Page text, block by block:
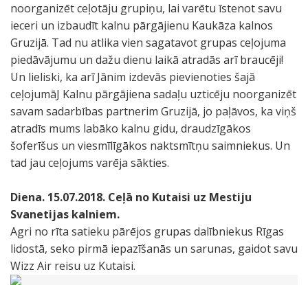
noorganizēt ceļotāju grupiņu, lai varētu īstenot savu
ieceri un izbaudīt kalnu pārgājienu Kaukāza kalnos
Gruzijā. Tad nu atlika vien sagatavot grupas ceļojuma
piedāvājumu un dažu dienu laikā atradās arī braucēji!
Un lieliski, ka arī Jānim izdevās pievienoties šajā
ceļojumāJ Kalnu pārgājiena sadaļu uzticēju noorganizēt
savam sadarbības partnerim Gruzijā, jo paļāvos, ka viņš
atradīs mums labāko kalnu gidu, draudzīgākos
šoferīšus un viesmīlīgākos naktsmītņu saimniekus. Un
tad jau ceļojums varēja sākties.
Diena. 15.07.2018. Ceļā no Kutaisi uz Mestiju
Svanetijas kalniem.
Agri no rīta satieku pārējos grupas dalībniekus Rīgas
lidostā, seko pirmā iepazīšanās un sarunas, gaidot savu
Wizz Air reisu uz Kutaisi.